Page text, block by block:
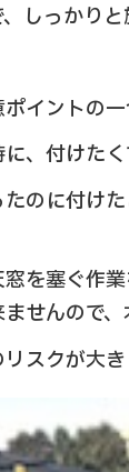
しっかり
イントの一
、付けた
のに付け
を塞ぐ作
せんので
スクが大